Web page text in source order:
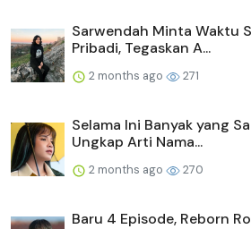
Sarwendah Minta Waktu
Pribadi, Tegaskan A...
2 months ago 271
Selama Ini Banyak yang
Ungkap Arti Nama...
2 months ago 270
Baru 4 Episode, Reborn